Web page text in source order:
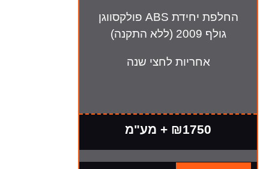
החלפת יחידת ABS פולקסווגן
גולף 2009 (ללא התקנה)
אחריות לחצי שנה
₪1750 + מע"מ